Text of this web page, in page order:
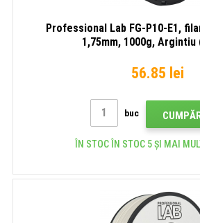
Professional Lab FG-P10-E1,
1,75mm, 1000g, Argintiu
56.85 lei
buc
ÎN STOC ÎN STOC 5 ȘI MAI